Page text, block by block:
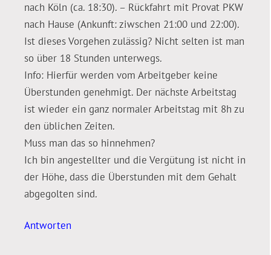
nach Köln (ca. 18:30). – Rückfahrt mit Provat PKW
nach Hause (Ankunft: ziwschen 21:00 und 22:00).
Ist dieses Vorgehen zulässig? Nicht selten ist man
so über 18 Stunden unterwegs.
Info: Hierfür werden vom Arbeitgeber keine
Überstunden genehmigt. Der nächste Arbeitstag
ist wieder ein ganz normaler Arbeitstag mit 8h zu
den üblichen Zeiten.
Muss man das so hinnehmen?
Ich bin angestellter und die Vergütung ist nicht in
der Höhe, dass die Überstunden mit dem Gehalt
abgegolten sind.
Antworten